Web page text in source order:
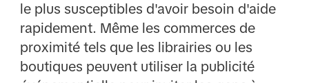
le plus susceptibles d'avoir besoin d'aide
rapidement. Même les commerces de
proximité tels que les librairies ou les
boutiques peuvent utiliser la publicité